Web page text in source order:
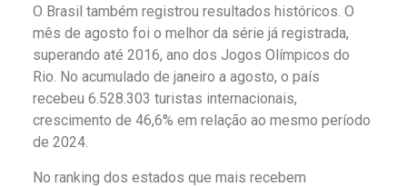
O Brasil também registrou resultados históricos. O
mês de agosto foi o melhor da série já registrada,
superando até 2016, ano dos Jogos Olímpicos do
Rio. No acumulado de janeiro a agosto, o país
recebeu 6.528.303 turistas internacionais,
crescimento de 46,6% em relação ao mesmo período
de 2024.
No ranking dos estados que mais recebem